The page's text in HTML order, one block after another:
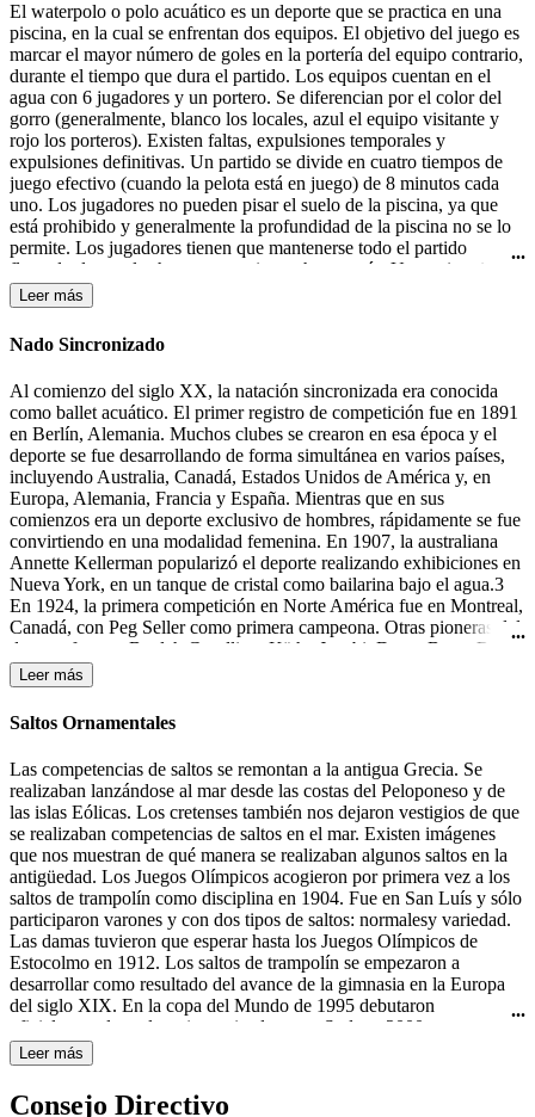
1908, se creo la Federación Internacional de Natación (FINA). El
estilo mariposa fue desarrollado en la década de 1930 y fue en un
primer momento una variante del estilo braza, hasta que fue
aceptado como un estilo independiente en 1952.
El waterpolo o polo acuático es un deporte que se practica en una
piscina, en la cual se enfrentan dos equipos. El objetivo del juego es
marcar el mayor número de goles en la portería del equipo contrario,
durante el tiempo que dura el partido. Los equipos cuentan en el
agua con 6 jugadores y un portero. Se diferencian por el color del
gorro (generalmente, blanco los locales, azul el equipo visitante y
rojo los porteros). Existen faltas, expulsiones temporales y
expulsiones definitivas. Un partido se divide en cuatro tiempos de
juego efectivo (cuando la pelota está en juego) de 8 minutos cada
uno. Los jugadores no pueden pisar el suelo de la piscina, ya que
está prohibido y generalmente la profundidad de la piscina no se lo
permite. Los jugadores tienen que mantenerse todo el partido
flotando, lo que les hace consumir mucha energía. Un equipo tiene
30 segundos de posesión de la pelota para efectuar un lanzamiento a
la portería contraria.
Leer más
Nado Sincronizado
Al comienzo del siglo XX, la natación sincronizada era conocida
como ballet acuático. El primer registro de competición fue en 1891
en Berlín, Alemania. Muchos clubes se crearon en esa época y el
deporte se fue desarrollando de forma simultánea en varios países,
incluyendo Australia, Canadá, Estados Unidos de América y, en
Europa, Alemania, Francia y España. Mientras que en sus
comienzos era un deporte exclusivo de hombres, rápidamente se fue
convirtiendo en una modalidad femenina. En 1907, la australiana
Annette Kellerman popularizó el deporte realizando exhibiciones en
Nueva York, en un tanque de cristal como bailarina bajo el agua.3
En 1924, la primera competición en Norte América fue en Montreal,
Canadá, con Peg Seller como primera campeona. Otras pioneras del
deporte fueron: Beulah Gundling, Käthe Jacobi, Dawn Bean, Billie
MacKellar, Teresa Anderson y Gail Johnson. Muchas de las
competiciones de esos días todavía se desarrollaban en lagos y ríos.
Durante los años 30 del siglo XX tuvieron lugar las primeras
competiciones en Alemania, Canadá y los Estados Unidos.4 En
Mermaids" ("Las Sirenas Modernas"), para Feria Mundial en
Chicago, el cual el presentador lo anunció como "natación
sincronizada". Ésta fue la primera mención a este término, aunque
Curtis todavía usaba el nombre "rhythmic swimming" (natación
rítmica) en su libro Rhythmic Swimming: A Source Book of
Synchronized Swimming and Water Pageantry (Minneapolis:
Burgess Publishing Co., 1936). A pesar de esto, fue en Estados
Unidos de América donde obtuvo mayor importancia y
trascendencia con las películas de Esther Williams, famosa actriz de
Hollywood y nadadora. A ella se le atribuye ser la gran impulsora de
este deporte, por haberlo hecho famoso en sus películas de los años
40 y 50 del siglo XX, haciéndolo llegar a todo el mundo. La
Juegos Olímpicos de Los Ángeles en 1984.
Leer más
Saltos Ornamentales
Las competencias de saltos se remontan a la antigua Grecia. Se
realizaban lanzándose al mar desde las costas del Peloponeso y de
las islas Eólicas. Los cretenses también nos dejaron vestigios de que
se realizaban competencias de saltos en el mar. Existen imágenes
que nos muestran de qué manera se realizaban algunos saltos en la
antigüedad. Los Juegos Olímpicos acogieron por primera vez a los
saltos de trampolín como disciplina en 1904. Fue en San Luís y sólo
participaron varones y con dos tipos de saltos: normalesy variedad.
Las damas tuvieron que esperar hasta los Juegos Olímpicos de
Estocolmo en 1912. Los saltos de trampolín se empezaron a
desarrollar como resultado del avance de la gimnasia en la Europa
del siglo XIX. En la copa del Mundo de 1995 debutaron
oficialmente los saltos sincronizados y en Sydney 2000 se
estrenaron como disciplina olímpica.
Leer más
Consejo Directivo